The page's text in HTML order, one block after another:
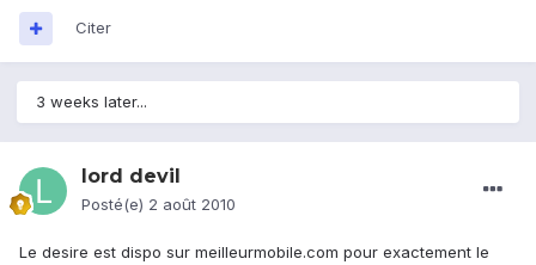
Citer
3 weeks later...
lord devil
Posté(e) 2 août 2010
Le desire est dispo sur meilleurmobile.com pour exactement le